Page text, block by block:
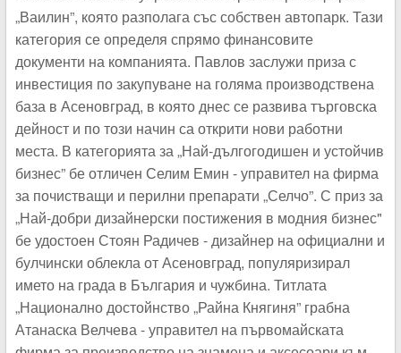
„Ваилин”, която разполага със собствен автопарк. Тази
категория се определя спрямо финансовите
документи на компанията. Павлов заслужи приза с
инвестиция по закупуване на голяма производствена
база в Асеновград, в която днес се развива търговска
дейност и по този начин са открити нови работни
места. В категорията за „Най-дългогодишен и устойчив
бизнес” бе отличен Селим Емин - управител на фирма
за почистващи и перилни препарати „Селчо”. С приз за
„Най-добри дизайнерски постижения в модния бизнес"
бе удостоен Стоян Радичев - дизайнер на официални и
булчински облекла от Асеновград, популяризирал
името на града в България и чужбина. Титлата
„Национално достойнство „Райна Княгиня” грабна
Атанаска Велчева - управител на първомайската